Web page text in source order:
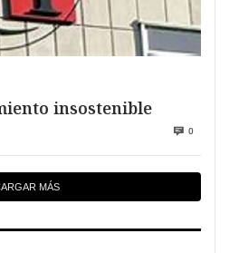
insostenible
0
MÁS